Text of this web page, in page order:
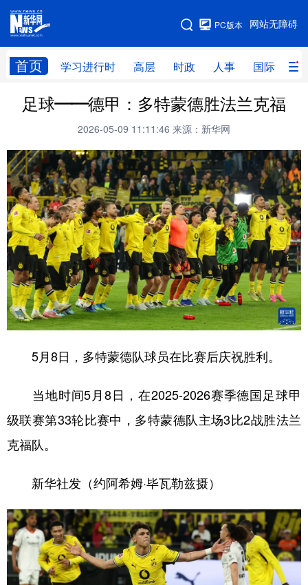
网站无障碍
PC版本
首页 学习进行时 高层 时政 人事 国际 财
网站地图
学习进行时 高层 时政 人事
财经 网评
台湾 思客智库 全球连线 教育
科技 科创 量子 体育
文化 书画 健康 军事
访谈 视频 图片 政务
法律 中央文件 金融 汽车
食品 人居 信息化 数字经济
城市 旅游 能源 会展
彩票 娱乐 时尚 悦读
公益 一带一路 亚太网 上市公司
文化产业
北京 天津 河北 山西
辽宁 吉林 上海 江苏
足球——德甲：多特蒙德胜法兰克福
2026-05-09 11:11:46 来源：新华网
5月8日，多特蒙德队球员在比赛后庆祝胜利。
当地时间5月8日，在2025-2026赛季德国足球甲
级联赛第33轮比赛中，多特蒙德队主场3比2战胜法兰
克福队。
新华社发（约阿希姆·毕瓦勒兹摄）